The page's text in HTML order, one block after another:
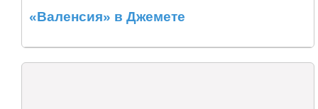
«Валенсия» в Джемете